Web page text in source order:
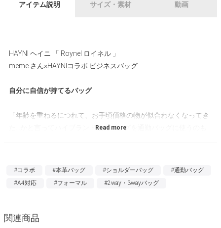
アイテム説明 サイズ・素材 動画
HAYNI ヘイニ 「 Roynel ロイネル 」
meme.さん×HAYNIコラボ ビジネスバッグ
自分に自信が持てるバッグ
「年齢を重ねるにつれて、お手頃価格の物が似合わなくなってき
た…かと言ってハイブランド物のバッグを通勤バッグに使うのも
#コラボ #本革バッグ #ショルダーバッグ
#通勤バッグ
#A4対応
#フォーマル #2way・3wayバッグ
関連商品